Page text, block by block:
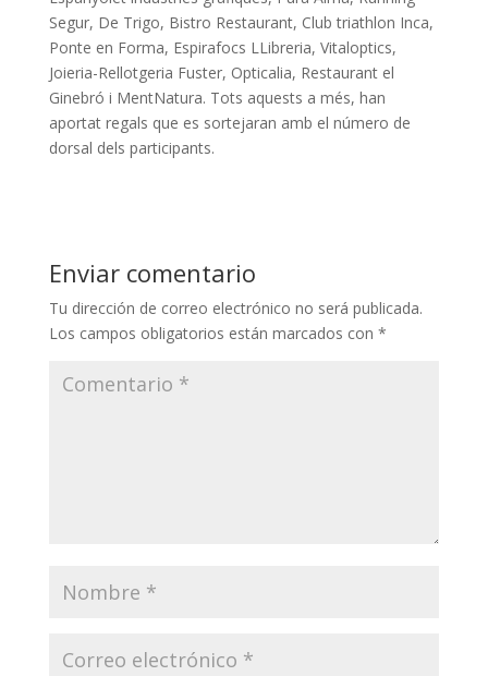
Segur, De Trigo, Bistro Restaurant, Club triathlon Inca,
Ponte en Forma, Espirafocs LLibreria, Vitaloptics,
Joieria-Rellotgeria Fuster, Opticalia, Restaurant el
Ginebró i MentNatura. Tots aquests a més, han
aportat regals que es sortejaran amb el número de
dorsal dels participants.
Enviar comentario
Tu dirección de correo electrónico no será publicada.
Los campos obligatorios están marcados con *